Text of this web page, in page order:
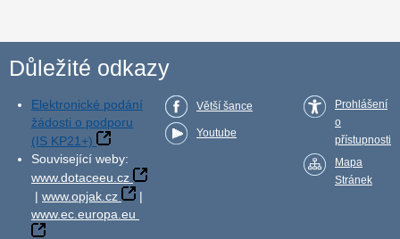
Důležité odkazy
Elektronické podání
žádosti o podporu
(IS KP21+)
Související weby:
www.dotaceeu.cz
| www.opjak.cz
|
www.ec.europa.eu
Větší šance
Youtube
Prohlášení
o
přístupnosti
Mapa
Stránek